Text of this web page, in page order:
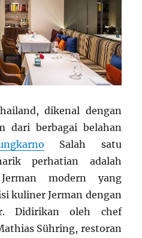
dikenal dengan
dari berbagai belahan
Salah satu
perhatian adalah
modern yang
kuliner Jerman dengan
Didirikan oleh chef
Sühring, restoran